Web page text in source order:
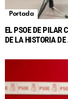
Portada
EL PSOE DE PILAR
DE LA HISTORIA